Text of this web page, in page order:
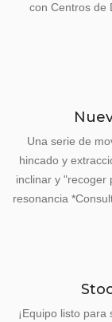
con Centros de
Una serie de
hincado y
inclinar y "recoger
resonancia
¡Equipo listo para